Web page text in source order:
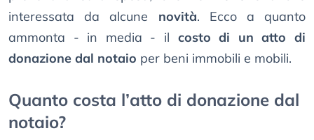
interessata da alcune novità. Ecco a quanto
ammonta - in media - il costo di un atto di
donazione dal notaio per beni immobili e mobili.
Quanto costa l’atto di donazione dal
notaio?